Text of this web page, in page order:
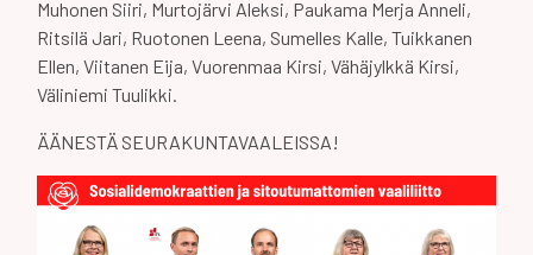
Muhonen Siiri, Murtojärvi Aleksi, Paukama Merja Anneli,
Ritsilä Jari, Ruotonen Leena, Sumelles Kalle, Tuikkanen
Ellen, Viitanen Eija, Vuorenmaa Kirsi, Vähäjylkkä Kirsi,
Väliniemi Tuulikki.
ÄÄNESTÄ SEURAKUNTAVAALEISSA!